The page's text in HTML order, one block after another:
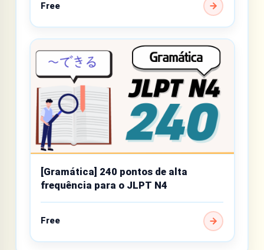
Free
[Gramática] 240 pontos de alta
frequência para o JLPT N4
Free